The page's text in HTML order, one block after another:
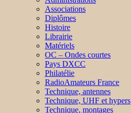
Associations
Diplômes
Histoire
Librairie
Matériels
OC – Ondes courtes
Pays DXCC
Philatélie
RadioAmateurs France
Technique, antennes
Technique, UHF et hypers
Technique, montages